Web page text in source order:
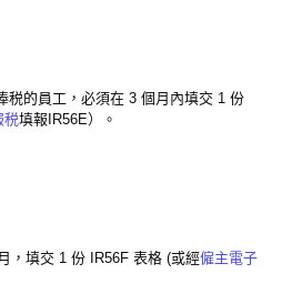
税的員工，必須在 3 個月內填交 1 份
税填報IR56E）。
，填交 1 份 IR56F 表格 (或經僱主電子